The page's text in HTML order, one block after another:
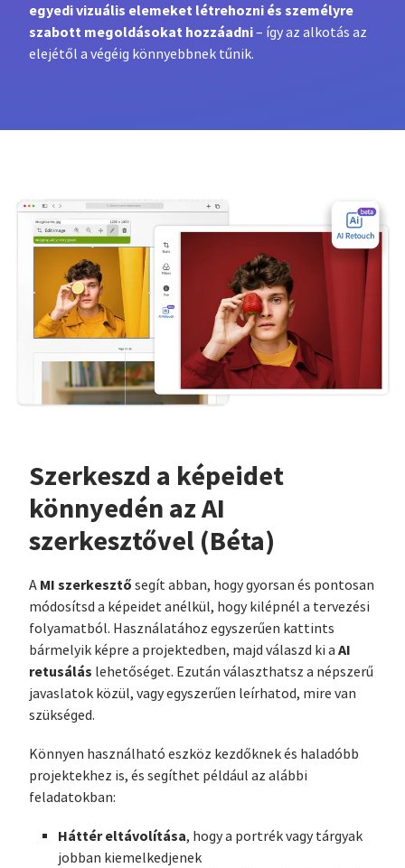
egyedi vizuális elemeket létrehozni és személyre
szabott megoldásokat hozzáadni– így az alkotás az
elejétől a végéig könnyebbnek tűnik.
Szerkeszd a képeidet
könnyedén az AI
szerkesztővel (Béta)
A MI szerkesztő segít abban, hogy gyorsan és pontosan
módosítsd a képeidet anélkül, hogy kilépnél a tervezési
folyamatból. Használatához egyszerűen kattints
bármelyik képre a projektedben, majd válaszd ki a AI
retusálás lehetőséget. Ezután választhatsz a népszerű
javaslatok közül, vagy egyszerűen leírhatod, mire van
szükséged.
Könnyen használható eszköz kezdőknek és haladóbb
projektekhez is, és segíthet például az alábbi
feladatokban:
Háttér eltávolítása, hogy a portrék vagy tárgyak
jobban kiemelkedjenek